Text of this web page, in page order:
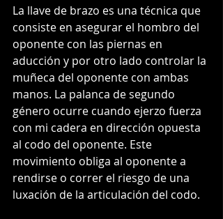
La llave de brazo es una técnica que
consiste en asegurar el hombro del
oponente con las piernas en
aducción y por otro lado controlar la
muñeca del oponente con ambas
manos. La palanca de segundo
género ocurre cuando ejerzo fuerza
con mi cadera en dirección opuesta
al codo del oponente. Este
movimiento obliga al oponente a
rendirse o correr el riesgo de una
luxación de la articulación del codo.